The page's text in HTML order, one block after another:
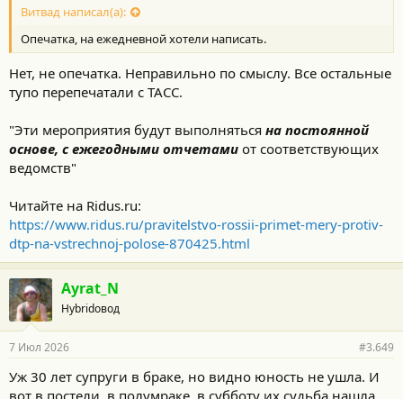
Витвад написал(а):
Опечатка, на ежедневной хотели написать.
Нет, не опечатка. Неправильно по смыслу. Все остальные
тупо перепечатали с ТАСС.
"Эти мероприятия будут выполняться на постоянной
основе, с ежегодными отчетами от соответствующих
ведомств"
Читайте на Ridus.ru:
https://www.ridus.ru/pravitelstvo-rossii-primet-mery-protiv-
dtp-na-vstrechnoj-polose-870425.html
Ayrat_N
Hybridовод
7 Июл 2026 #3.649
Уж 30 лет супруги в браке, но видно юность не ушла. И
вот в постели, в полумраке, в субботу их судьба нашла...